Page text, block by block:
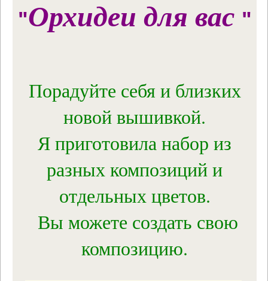
"Орхидеи для вас "
Порадуйте себя и близких
новой вышивкой.
Я приготовила набор из
разных композиций и
отдельных цветов.
Вы можете создать свою
композицию.